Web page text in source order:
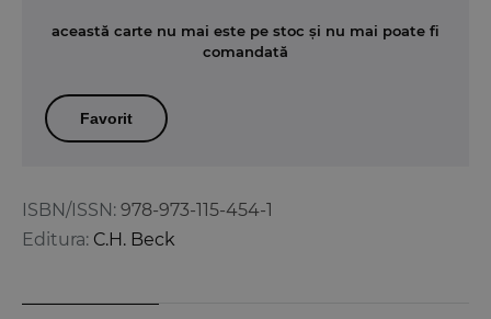
ISBN/ISSN: 978-973-115-454-1
Editura: C.H. Beck
această carte nu mai este pe stoc și nu mai poate fi
comandată
Favorit